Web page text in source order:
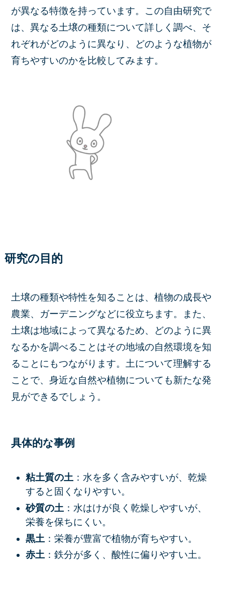
が異なる特徴を持っています。この自由研究で
は、異なる土壌の種類について詳しく調べ、そ
れぞれがどのように異なり、どのような植物が
育ちやすいのかを比較してみます。
研究の目的
土壌の種類や特性を知ることは、植物の成長や
農業、ガーデニングなどに役立ちます。また、
土壌は地域によって異なるため、どのように異
なるかを調べることはその地域の自然環境を知
ることにもつながります。土について理解する
ことで、身近な自然や植物についても新たな発
見ができるでしょう。
具体的な事例
粘土質の土：水を多く含みやすいが、乾燥
すると固くなりやすい。
砂質の土：水はけが良く乾燥しやすいが、
栄養を保ちにくい。
黒土：栄養が豊富で植物が育ちやすい。
赤土：鉄分が多く、酸性に偏りやすい土。